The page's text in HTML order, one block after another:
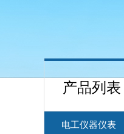
产品列表
电工仪器仪表